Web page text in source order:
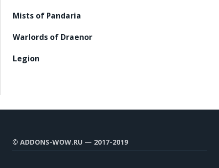
Mists of Pandaria
Warlords of Draenor
Legion
© ADDONS-WOW.RU — 2017-2019